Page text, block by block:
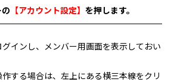
【アカウント設定】 を押します。
グインし、メンバー用画面を表示しておい
する場合は、左上にある横三本線をクリ